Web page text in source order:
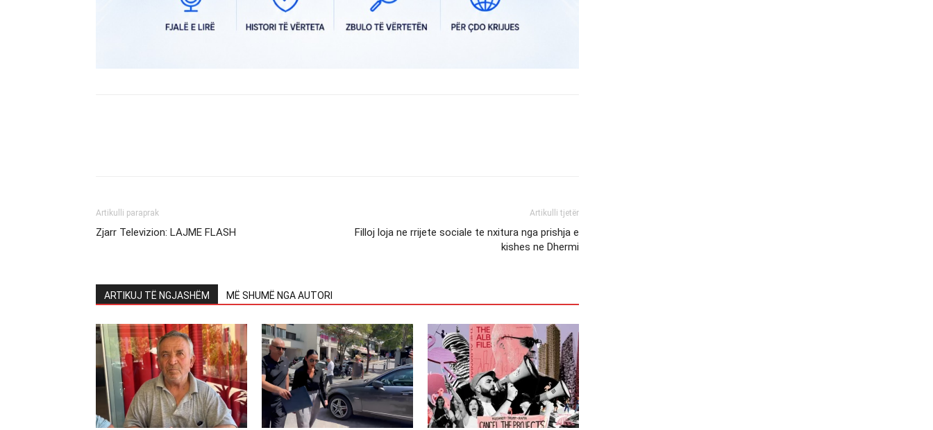
Artikulli paraprak
Zjarr Televizion: LAJME FLASH
Artikulli tjetër
Filloj loja ne rrijete sociale te nxitura nga prishja e
kishes ne Dhermi
ARTIKUJ TË NGJASHËM MË SHUMË NGA AUTORI